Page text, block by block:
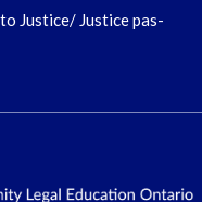
Justice/ Justice pas-